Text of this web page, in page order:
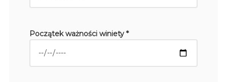
Początek ważności winiety *